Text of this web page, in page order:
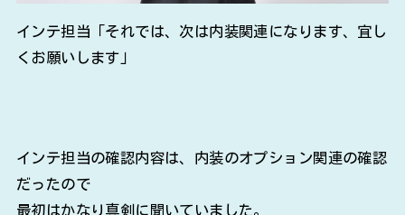
インテ担当「それでは、次は内装関連になります、宜し
くお願いします」
インテ担当の確認内容は、内装のオプション関連の確認
だったので
最初はかなり真剣に聞いていました。